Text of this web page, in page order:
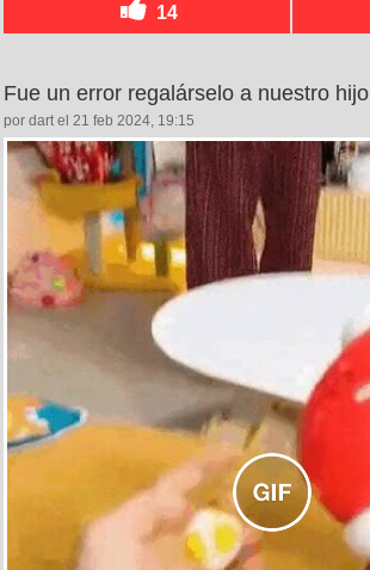
14
Fue un error regalárselo a nuestro hijo
por dart el 21 feb 2024, 19:15